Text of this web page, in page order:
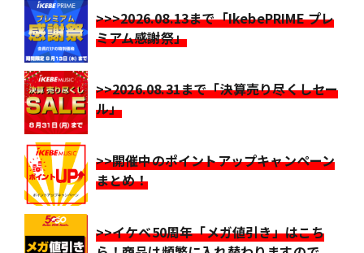
>>>2026.08.13まで「IkebePRIME プレ
ミアム感謝祭」
>>2026.08.31まで「決算売り尽くしセー
ル」
>>開催中のポイントアップキャンペーン
まとめ！
>>イケベ50周年「メガ値引き」はこち